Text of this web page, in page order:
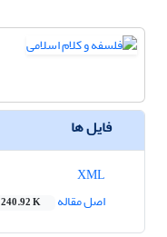
فایل ها
اصل مقاله
240.92 K